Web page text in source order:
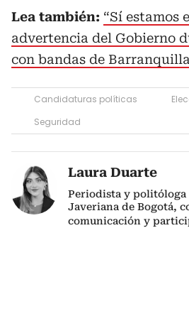
Lea también: “Sí estamos
advertencia del Gobierno
con bandas de Barranquilla
Candidaturas políticas
Seguridad
Laura Duarte
Periodista y politóloga
Javeriana de Bogotá,
comunicación y